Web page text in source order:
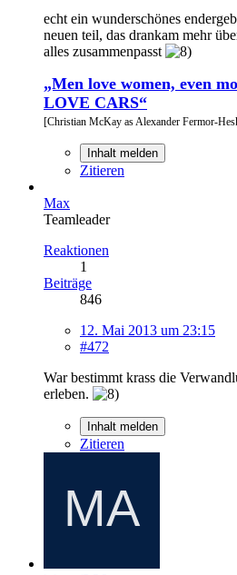
echt ein wunderschönes
neuen teil, das drankam mehr
alles zusammenpasst
„Men love women, even
LOVE CARS“
[Christian McKay as Alexander Fermor-
Inhalt melden
Zitieren
Max
Teamleader
Reaktionen
1
Beiträge
846
12. Mai 2013 um 23:15
#472
War bestimmt krass die
erleben.
Inhalt melden
Zitieren